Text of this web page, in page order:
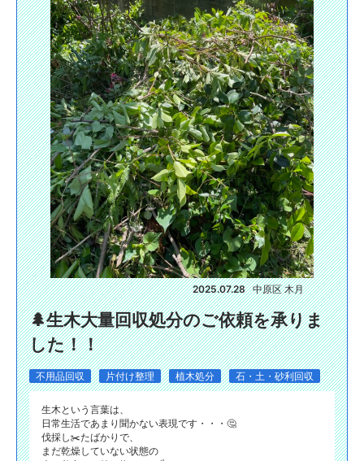
2025.07.28 中原区 木月
🌲生木大量回収処分のご依頼を承りま
した！！
不用品回収 片付け整理 植木処分 石・土・砂利回収
生木という言葉は、
日常生活であまり聞かない表現です・・・🤔
伐採し✂️たばかりで、
まだ乾燥していない状態の